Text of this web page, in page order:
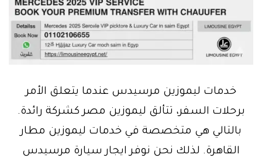
خدمات ليموزين مرسيدس عندما يتعلق الأمر
برحلات السفر، تتألق ليموزين مصر كشركة رائدة.
بالتالي هي متخصصة في خدمات ليموزين مطار
القاهرة. لذلك نحن نوفر ايجار سيارة مرسيدس